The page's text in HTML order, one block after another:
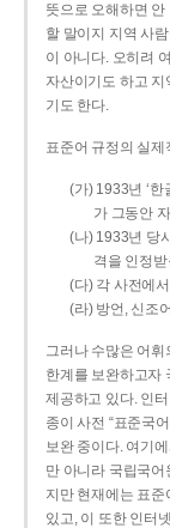
뜻으로 오해하면
할 말이지 지역 사
이 아니다. 오히려
자산이기도 하고
기도 한다.
표준어 규정의 실
(가) 1933년 ‘한
가 그동안
(나) 1933년 당
격을 인정
(다) 각 사전에
(라) 방언, 신조
그러나 수많은 어
한계를 보완하고자
제공하고 있다. 인
종이 사전 “표준국
보완 중이다. 여기
만 아니라 국립국
지만 현재에는 표
있고, 이 또한 인터